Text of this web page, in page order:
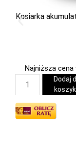
Kosiarka
Najniższa
Dodaj